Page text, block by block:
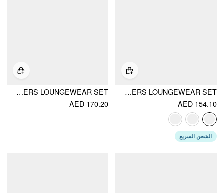
BUILT-IN BRA SQUARE NECK BOWKNOT LACE TRIM CROP TANK TOP & MID RISE DRAWSTRING WIDE LEG TROUSERS LOUNGEWEAR SET
AED 154.10
الشحن السريع
SWEETHEART POLKA DOT BOWKNOT CROP TOP & MID RISE LETTUCE TRIM TROUSERS LOUNGEWEAR SET
AED 170.20